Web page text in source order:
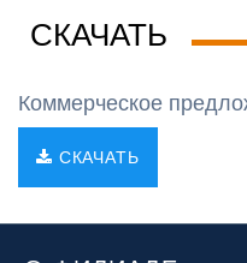
СКАЧАТЬ
Коммерческое
СКАЧАТЬ